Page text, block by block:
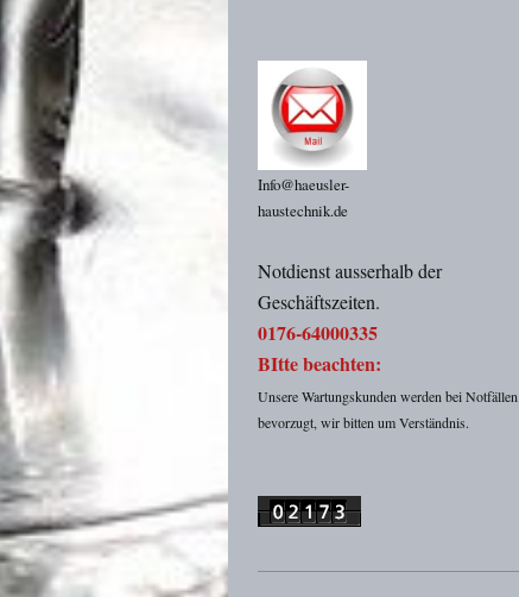
Info@haeusler-
haustechnik.de
Notdienst ausserhalb der
Geschäftszeiten.
0176-64000335
BItte beachten:
Unsere Wartungskunden werden bei Notfällen
bevorzugt, wir bitten um Verständnis.